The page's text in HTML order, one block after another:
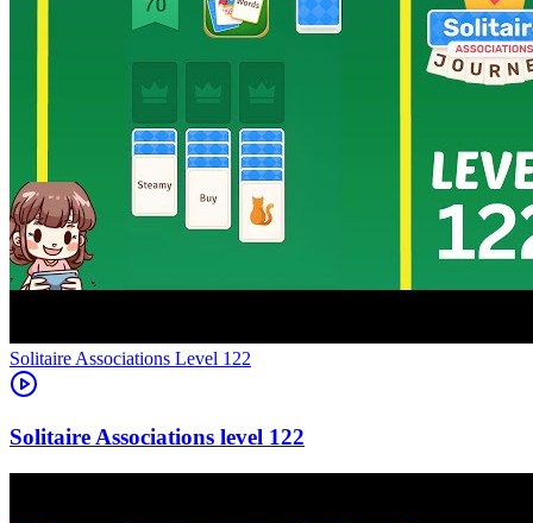
Level 122
122